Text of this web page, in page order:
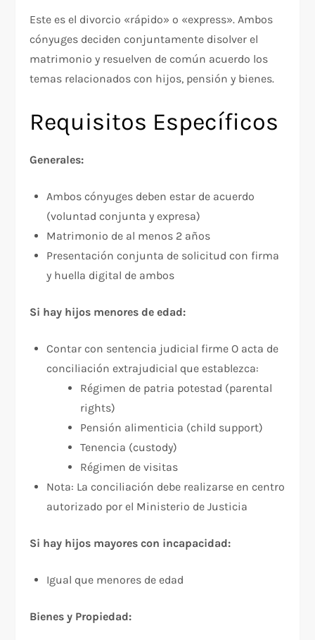
Este es el divorcio «rápido» o «express». Ambos
cónyuges deciden conjuntamente disolver el
matrimonio y resuelven de común acuerdo los
temas relacionados con hijos, pensión y bienes.​
Requisitos Específicos
Generales:
Ambos cónyuges deben estar de acuerdo
(voluntad conjunta y expresa)
Matrimonio de al menos 2 años​
Presentación conjunta de solicitud con firma
y huella digital de ambos​
Si hay hijos menores de edad:
Contar con sentencia judicial firme O acta de
conciliación extrajudicial que establezca:
Régimen de patria potestad (parental
rights)
Pensión alimenticia (child support)
Tenencia (custody)
Régimen de visitas​
Nota: La conciliación debe realizarse en centro
autorizado por el Ministerio de Justicia
Si hay hijos mayores con incapacidad:
Igual que menores de edad
Bienes y Propiedad: